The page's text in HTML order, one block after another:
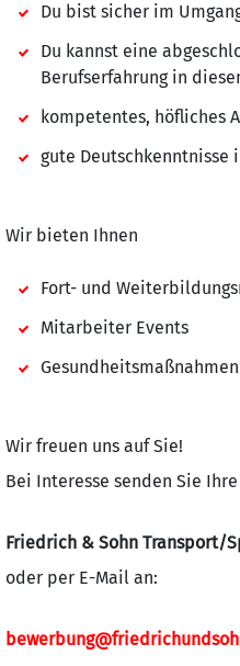
Du bist sicher im
Du kannst eine
Berufserfahrung in
kompetentes, höfliches
gute Deutschkenntnisse
Wir bieten Ihnen
Fort- und
Mitarbeiter Events
Gesundheitsmaßnahmen
Wir freuen uns auf Sie!
Bei Interesse senden Sie
Friedrich & Sohn Transport/
oder per E-Mail an: